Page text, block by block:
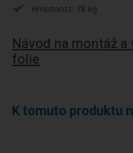
Hmotnost: 78 kg
Návod na montáž a
folie
K tomuto produktu